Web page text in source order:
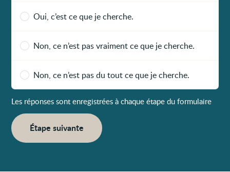
Oui, c’est ce que je cherche.
Non, ce n’est pas vraiment ce que je cherche.
Non, ce n’est pas du tout ce que je cherche.
Les réponses sont enregistrées à chaque étape du formulaire
Étape suivante